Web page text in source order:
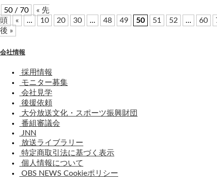
50 / 70
« 先
頭
« ... 10 20 30 ... 48 49 50 51 52 ... 60
後 »
会社情報
採用情報
モニター募集
会社見学
後援依頼
大分放送文化・スポーツ振興財団
番組審議会
JNN
放送ライブラリー
特定商取引法に基づく表示
個人情報について
OBS NEWS Cookieポリシー